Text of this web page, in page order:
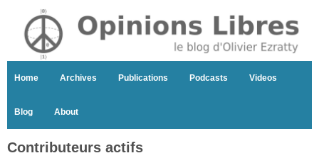
Home Archives Publications Podcasts Videos
Blog About
Contributeurs actifs